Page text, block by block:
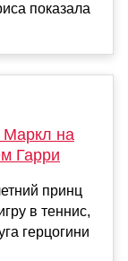
показала
Маркл на
Гарри
принц
в теннис,
герцогини